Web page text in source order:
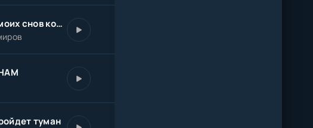
Стюардесса моих снов королева облаков
туман